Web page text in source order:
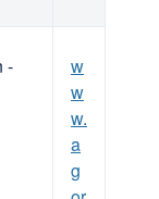
-
w
w
w.
a
g